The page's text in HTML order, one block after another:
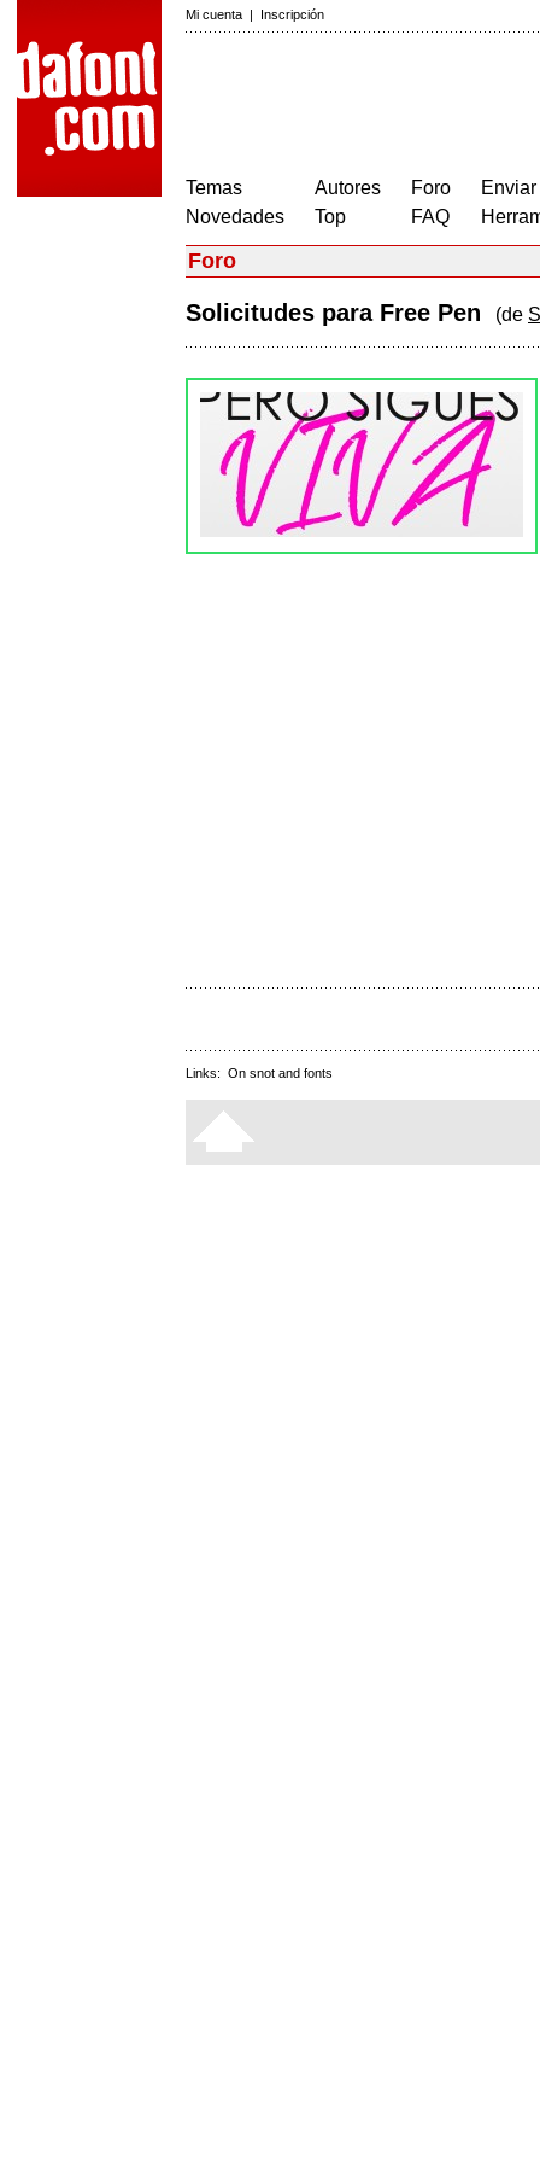
Mi cuenta | Inscripción
Temas
Novedades
Autores
Top
Foro
FAQ
Foro
Solicitudes para Free Pen (de
Links: On snot and fonts